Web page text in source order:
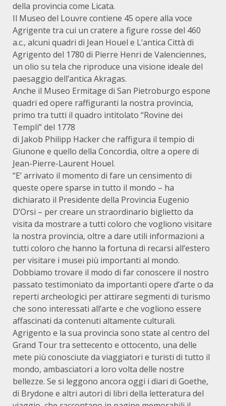
della provincia come Licata.
Il Museo del Louvre contiene 45 opere alla voce
Agrigente tra cui un cratere a figure rosse del 460
a.c., alcuni quadri di Jean Houel e L’antica Città di
Agrigento del 1780 di Pierre Henri de Valenciennes,
un olio su tela che riproduce una visione ideale del
paesaggio dell’antica Akragas.
Anche il Museo Ermitage di San Pietroburgo espone
quadri ed opere raffiguranti la nostra provincia,
primo tra tutti il quadro intitolato “Rovine dei
Templi” del 1778
di Jakob Philipp Hacker che raffigura il tempio di
Giunone e quello della Concordia, oltre a opere di
Jean-Pierre-Laurent Houel.
“E’ arrivato il momento di fare un censimento di
queste opere sparse in tutto il mondo – ha
dichiarato il Presidente della Provincia Eugenio
D’Orsi – per creare un straordinario biglietto da
visita da mostrare a tutti coloro che vogliono visitare
la nostra provincia, oltre a dare utili informazioni a
tutti coloro che hanno la fortuna di recarsi all’estero
per visitare i musei più importanti al mondo.
Dobbiamo trovare il modo di far conoscere il nostro
passato testimoniato da importanti opere d’arte o da
reperti archeologici per attirare segmenti di turismo
che sono interessati all’arte e che vogliono essere
affascinati da contenuti altamente culturali.
Agrigento e la sua provincia sono state al centro del
Grand Tour tra settecento e ottocento, una delle
mete più conosciute da viaggiatori e turisti di tutto il
mondo, ambasciatori a loro volta delle nostre
bellezze. Se si leggono ancora oggi i diari di Goethe,
di Brydone e altri autori di libri della letteratura del